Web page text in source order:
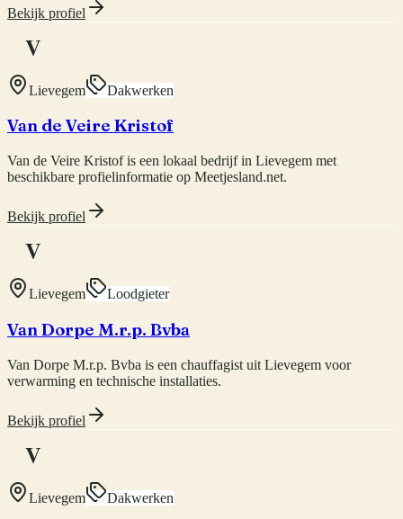
Bekijk profiel
V
Lievegem Dakwerken
Van de Veire Kristof
Van de Veire Kristof is een lokaal bedrijf in Lievegem met
beschikbare profielinformatie op Meetjesland.net.
Bekijk profiel
V
Lievegem Loodgieter
Van Dorpe M.r.p. Bvba
Van Dorpe M.r.p. Bvba is een chauffagist uit Lievegem voor
verwarming en technische installaties.
Bekijk profiel
V
Lievegem Dakwerken